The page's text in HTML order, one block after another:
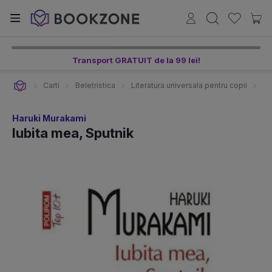
Transport GRATUIT de la 99 lei!
Carti Beletristica Literatura universala pentru copii
Haruki Murakami
Iubita mea, Sputnik